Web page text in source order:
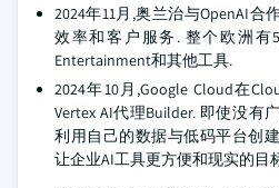
2024年11月,奥兰治与OpenAI合
效率和客户服务. 整个欧洲有
Entertainment和其他工具.
2024年10月,Google Cloud在
Vertex AI代理Builder. 即使没有
利用自己的数据与低码平台创
让企业AI工具更方便和现实的目